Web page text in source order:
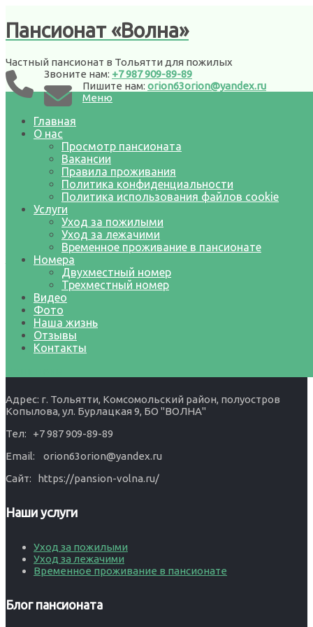
Пансионат «Волна»
Частный пансионат в Тольятти для пожилых
Звоните нам: +7 987 909-89-89
Пишите нам: orion63orion@yandex.ru
Меню
Главная
О нас
Просмотр пансионата
Вакансии
Правила проживания
Политика конфиденциальности
Политика использования файлов cookie
Услуги
Уход за пожилыми
Уход за лежачими
Временное проживание в пансионате
Номера
Двухместный номер
Трехместный номер
Видео
Фото
Наша жизнь
Отзывы
Контакты
vaG1N45uEmk
Published21.05.2021at810 × 1080inМай цветет в
пансионате!
Наши номера
Двухместный номер
Трехместный номер
Наши услуги
Уход за пожилыми
Уход за лежачими
Временное проживание в пансионате
Жизнь пансионата
Творческая встреча с Валентиной Сергеевной
Семеновой
Масленица 2025 в пансинонате «Волна»
День рождения Администратора пансионата «Волна»
Оксаны Геннадьевны отмечаем на работе!
Адрес: г. Тольятти, Комсомольский район, полуостров
Копылова, ул. Бурлацкая 9, БО "ВОЛНА"
Тел: +7 987 909-89-89
Email: orion63orion@yandex.ru
Сайт: https://pansion-volna.ru/
Наши услуги
Уход за пожилыми
Уход за лежачими
Временное проживание в пансионате
Блог пансионата